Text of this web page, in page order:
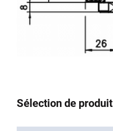
Sélection de produit